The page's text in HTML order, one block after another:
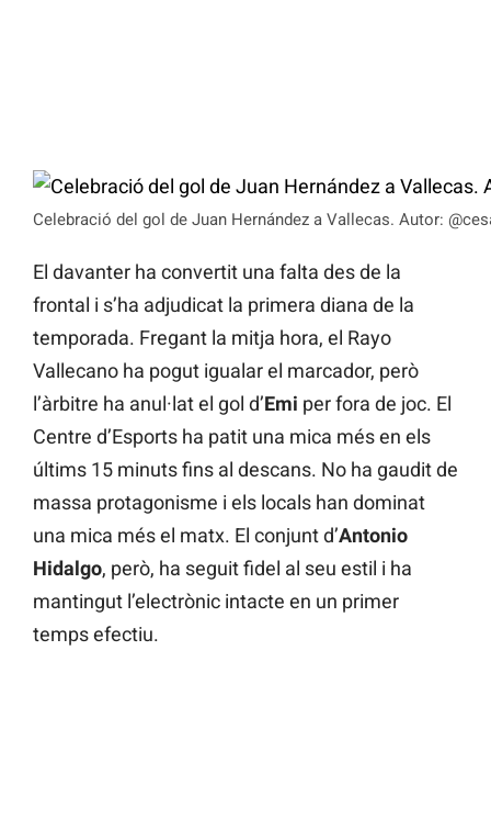
Celebració del gol de Juan Hernández a Vallecas. Autor:
El davanter ha convertit una falta des de la
frontal i s’ha adjudicat la primera diana de la
temporada. Fregant la mitja hora, el Rayo
Vallecano ha pogut igualar el marcador, però
l’àrbitre ha anul·lat el gol d’Emi per fora de joc. El
Centre d’Esports ha patit una mica més en els
últims 15 minuts fins al descans. No ha gaudit de
massa protagonisme i els locals han dominat
una mica més el matx. El conjunt d’Antonio
Hidalgo, però, ha seguit fidel al seu estil i ha
mantingut l’electrònic intacte en un primer
temps efectiu.